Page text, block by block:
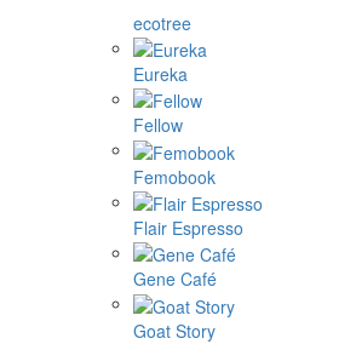
ecotree
Eureka
Fellow
Femobook
Flair Espresso
Gene Café
Goat Story